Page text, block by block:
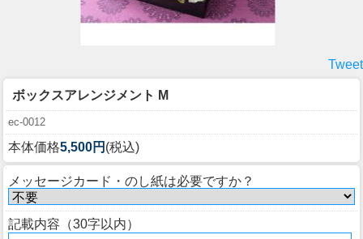
Tweet
ボックスアレンジメント M
ec-0012
本体価格5,500円 (税込)
メッセージカード・のし紙は必要ですか？
記載内容（30字以内）